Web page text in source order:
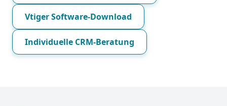
Vtiger Software-Download
Individuelle CRM-Beratung